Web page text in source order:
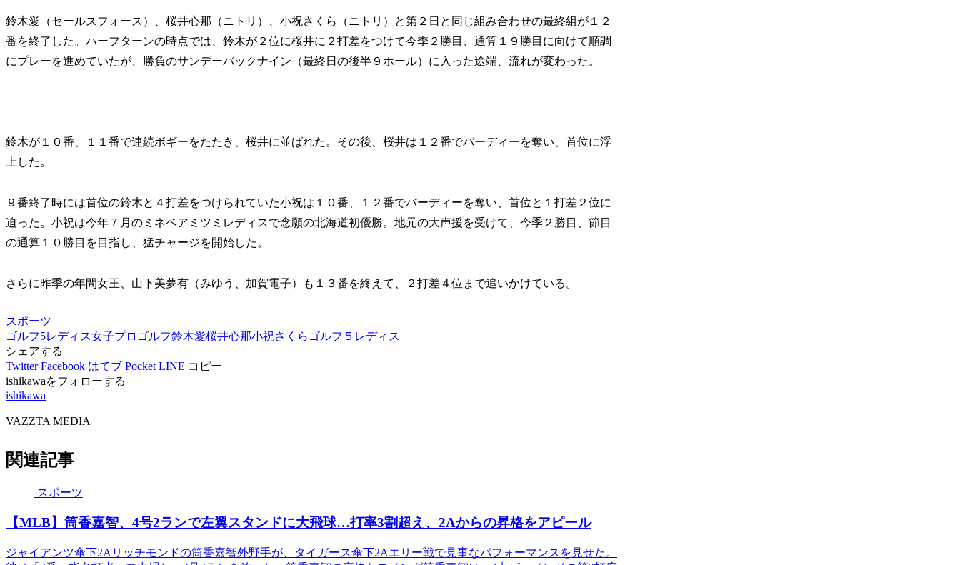
鈴木愛（セールスフォース）、桜井心那（ニトリ）、小祝さくら（ニトリ）と第２日と同じ組み合わせの最終組が１２
番を終了した。ハーフターンの時点では、鈴木が２位に桜井に２打差をつけて今季２勝目、通算１９勝目に向けて順調
にプレーを進めていたが、勝負のサンデーバックナイン（最終日の後半９ホール）に入った途端、流れが変わった。
鈴木が１０番、１１番で連続ボギーをたたき、桜井に並ばれた。その後、桜井は１２番でバーディーを奪い、首位に浮
上した。
９番終了時には首位の鈴木と４打差をつけられていた小祝は１０番、１２番でバーディーを奪い、首位と１打差２位に
迫った。小祝は今年７月のミネベアミツミレディスで念願の北海道初優勝。地元の大声援を受けて、今季２勝目、節目
の通算１０勝目を目指し、猛チャージを開始した。
さらに昨季の年間女王、山下美夢有（みゆう、加賀電子）も１３番を終えて、２打差４位まで追いかけている。
スポーツ
ゴルフ5レディス女子プロゴルフ鈴木愛桜井心那小祝さくら ゴルフ５レディス
シェアする
Twitter Facebook はてブ Pocket LINE コピー
ishikawaをフォローする
ishikawa
VAZZTA MEDIA
関連記事
スポーツ
【MLB】筒香嘉智、4号2ランで左翼スタンドに大飛球…打率3割超え、2Aからの昇格をアピール
ジャイアンツ傘下2Aリッチモンドの筒香嘉智外野手が、タイガース傘下2Aエリー戦で見事なパフォーマンスを見せた。